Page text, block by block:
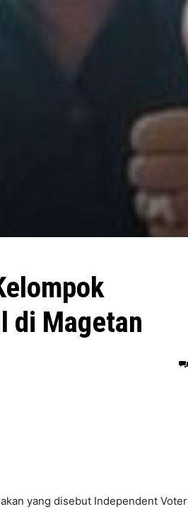
di Magetan
yang disebut Independent Voter